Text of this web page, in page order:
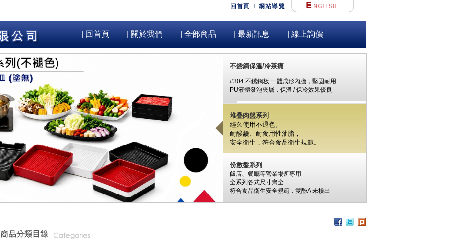
| 回首頁 | 關於我們 | 全部商品 | 最新訊息 | 線上詢價
不銹鋼保溫/冷茶痛
#304 不銹鋼板 一體成形內膽，堅固耐用
PU液體發泡夾層，保溫 / 保冷效果優良
堆疊肉盤系列
經久使用不退色。
耐酸鹼、耐食用性油脂，
安全衛生， 符合食品衛生規範。
份數盤系列
飯店、餐廳等營業場所專用
全系列各式尺寸齊全
符合食品衛生安全規範， 雙酚A未檢出